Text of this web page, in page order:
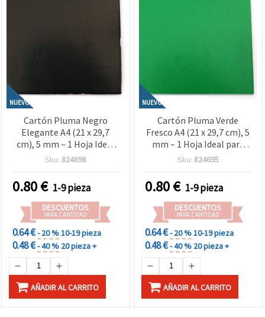
NUEVO
Cartón Pluma Negro
Elegante A4 (21 x 29,7
cm), 5 mm – 1 Hoja Ideal
para Manualidades,
Diseño Profesional
Sku: 824698
0.80€ 1-9 pieza
DESCUENTOS
PARA CANTIDAD
0.64 €- 20 %10-19 pieza
0.48 €- 40 % 20 pieza +
AÑADIR AL CARRITO
NUEVO
Cartón Pluma Verde
Fresco A4 (21 x 29,7 cm), 5
mm – 1 Hoja Ideal para
Manualidades,
Creativos Eco-Friendly
Sku: 824695
0.80€ 1-9 pieza
DESCUENTOS
PARA CANTIDAD
0.64 €- 20 %10-19 pieza
0.48 €- 40 % 20 pieza +
AÑADIR AL CARRITO